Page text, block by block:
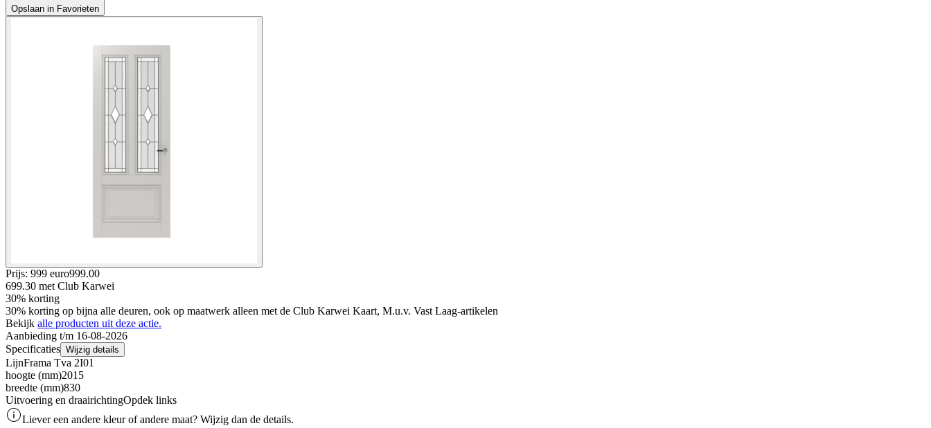
Opslaan in Favorieten
Prijs: 999 euro999.00
699.30 met Club Karwei
30% korting
30% korting op bijna alle deuren, ook op maatwerk alleen met de Club Karwei Kaart, M.u.v. Vast Laag-artikelen
Bekijk alle producten uit deze actie.
Aanbieding t/m 16-08-2026
Specificaties Wijzig details
LijnFrama Tva 2I01
hoogte (mm)2015
breedte (mm)830
Uitvoering en draairichtingOpdek links
Liever een andere kleur of andere maat? Wijzig dan de details.